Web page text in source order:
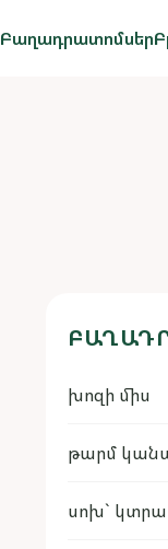
Բաղադրատոմսեր
խոզի միս
թարմ
սոխ`